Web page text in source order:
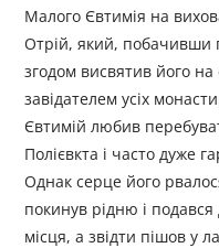
Малого Євтимія на
Отрій, який, побачивши
згодом висвятив його
завідателем усіх
Євтимій любив
Полієвкта і часто дуже
Однак серце його
покинув рідню і
місця, а звідти пішов у